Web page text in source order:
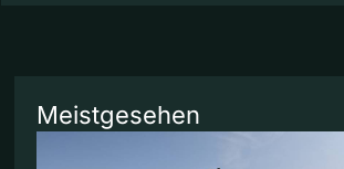
Meistgesehen